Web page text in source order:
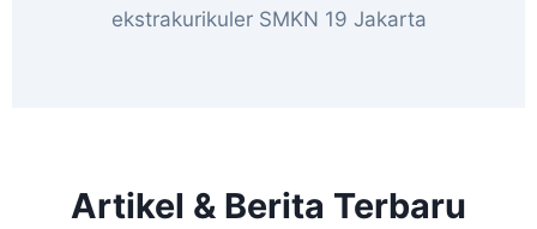
ekstrakurikuler SMKN 19 Jakarta
Artikel & Berita Terbaru